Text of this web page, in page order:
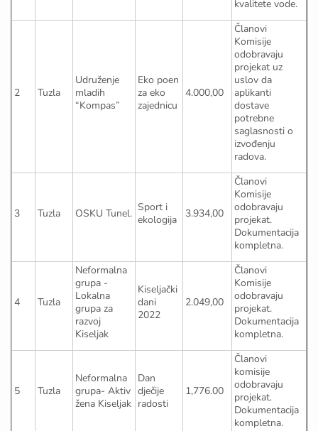
kvalitete vode.
2 Tuzla
Udruženje
mladih
“Kompas”
Eko poen
za eko
zajednicu
4.000,00
Članovi
Komisije
odobravaju
projekat uz
uslov da
aplikanti
dostave
potrebne
saglasnosti o
izvođenju
radova.
3 Tuzla OSKU Tunel. Sport i
ekologija
3.934,00
Članovi
Komisije
odobravaju
projekat.
Dokumentacija
kompletna.
4 Tuzla
Neformalna
grupa -
Lokalna
grupa za
razvoj
Kiseljak
Kiseljački
dani
2022
2.049,00
Članovi
Komisije
odobravaju
projekat.
Dokumentacija
kompletna.
5 Tuzla
Neformalna
grupa- Aktiv
žena Kiseljak
Dan
dječije
radosti
1,776.00
Članovi
komisije
odobravaju
projekat.
Dokumentacija
kompletna.